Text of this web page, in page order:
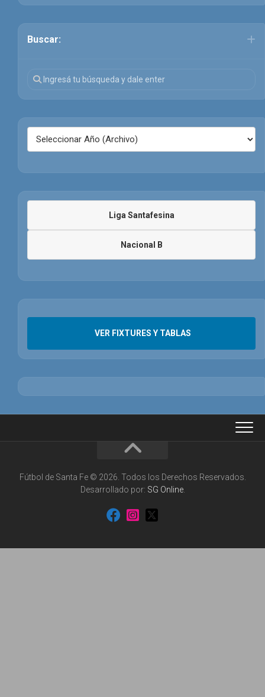
Buscar:
Liga Santafesina
Nacional B
VER FIXTURES Y TABLAS
Fútbol de Santa Fe © 2026. Todos los Derechos Reservados.
Desarrollado por: SG Online.